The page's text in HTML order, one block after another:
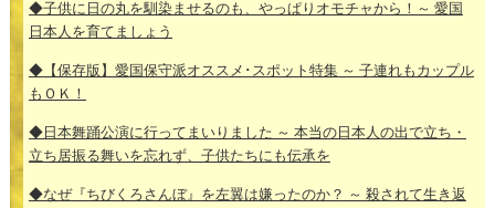
◆子供に日の丸を馴染ませるのも、やっぱりオモチャから！～ 愛国
日本人を育てましょう
◆【保存版】愛国保守派オススメ･スポット特集 ～ 子連れもカップル
もＯＫ！
◆日本舞踊公演に行ってまいりました ～ 本当の日本人の出で立ち・
立ち居振る舞いを忘れず、子供たちにも伝承を
◆なぜ『ちびくろさんぼ』を左翼は嫌ったのか？ ～ 殺されて生き返